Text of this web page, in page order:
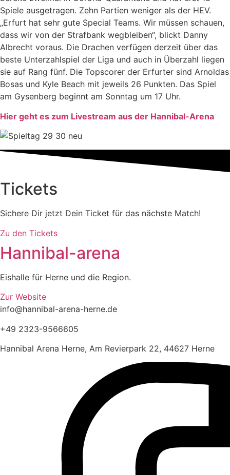
Spiele ausgetragen. Zehn Partien weniger als der HEV.
„Erfurt hat sehr gute Special Teams. Wir müssen schauen,
dass wir von der Strafbank wegbleiben“, blickt Danny
Albrecht voraus. Die Drachen verfügen derzeit über das
beste Unterzahlspiel der Liga und auch in Überzahl liegen
sie auf Rang fünf. Die Topscorer der Erfurter sind Arnoldas
Bosas und Kyle Beach mit jeweils 26 Punkten. Das Spiel
am Gysenberg beginnt am Sonntag um 17 Uhr.
Hier geht es zum Livestream aus der Hannibal-Arena
Tickets
Sichere Dir jetzt Dein Ticket für das nächste Match!
Zu den Tickets
Hannibal-arena
Eishalle für Herne und die Region.
Zur Website
info@hannibal-arena-herne.de
+49 2323-9566605
Hannibal Arena Herne, Am Revierpark 22, 44627 Herne